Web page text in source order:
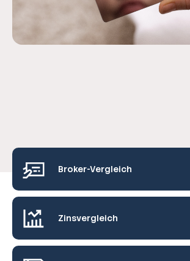
Broker-Vergleich
Zinsvergleich